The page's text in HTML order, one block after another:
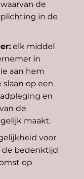
de
in de
elk middel
in
aan hem
op een
en
de
maakt.
voor
bedenktijd
op